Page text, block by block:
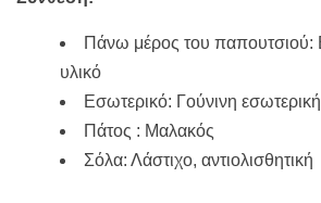
Πάνω μέρος του παπουτσιού:
υλικό
Εσωτερικό: Γούνινη
Πάτος : Μαλακός
Σόλα: Λάστιχο, αντιολισθητική